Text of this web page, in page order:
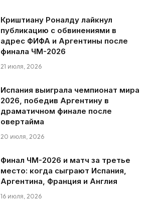
Криштиану Роналду лайкнул
публикацию с обвинениями в
адрес ФИФА и Аргентины после
финала ЧМ-2026
21 июля, 2026
Испания выиграла чемпионат мира
2026, победив Аргентину в
драматичном финале после
овертайма
20 июля, 2026
Финал ЧМ-2026 и матч за третье
место: когда сыграют Испания,
Аргентина, Франция и Англия
16 июля, 2026